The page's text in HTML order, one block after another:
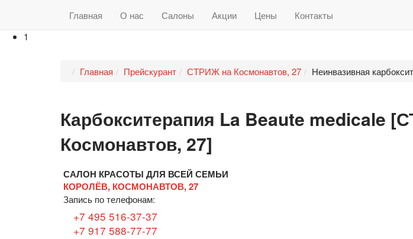
Главная О нас Салоны Акции Цены
Контакты
1
Главная Прейскурант СТРИЖ на Космонавтов, 27 Неинвазивная
Карбокситерапия La Beaute medicale
Космонавтов, 27]
САЛОН КРАСОТЫ ДЛЯ ВСЕЙ СЕМЬИ
КОРОЛЁВ, КОСМОНАВТОВ, 27
Запись по телефонам:
+7 495 516-37-37
+7 917 588-77-77